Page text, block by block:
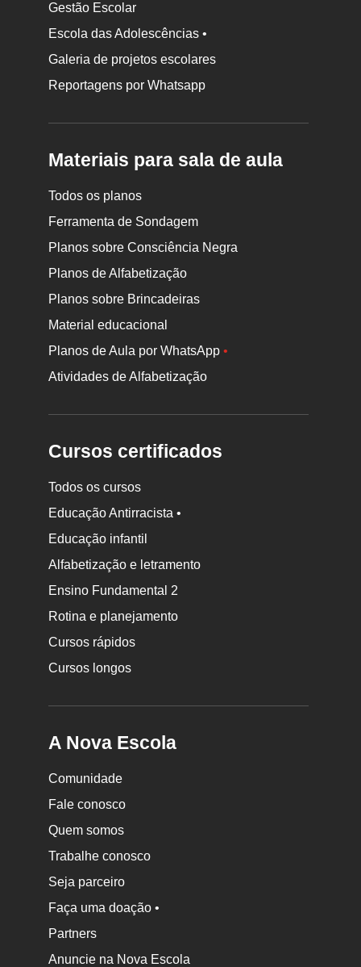
Gestão Escolar
Escola das Adolescências •
Galeria de projetos escolares
Reportagens por Whatsapp
Materiais para sala de aula
Todos os planos
Ferramenta de Sondagem
Planos sobre Consciência Negra
Planos de Alfabetização
Planos sobre Brincadeiras
Material educacional
Planos de Aula por WhatsApp•
Atividades de Alfabetização
Cursos certificados
Todos os cursos
Educação Antirracista •
Educação infantil
Alfabetização e letramento
Ensino Fundamental 2
Rotina e planejamento
Cursos rápidos
Cursos longos
A Nova Escola
Comunidade
Fale conosco
Quem somos
Trabalhe conosco
Seja parceiro
Faça uma doação •
Partners
Anuncie na Nova Escola